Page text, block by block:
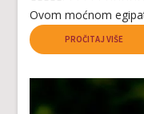
Ovom moćnom
PROČITAJ VIŠE